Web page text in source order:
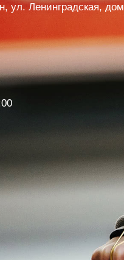
ул. Ленинградская, дом